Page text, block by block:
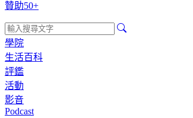
贊助50+
學院
生活百科
評鑑
活動
影音
Podcast